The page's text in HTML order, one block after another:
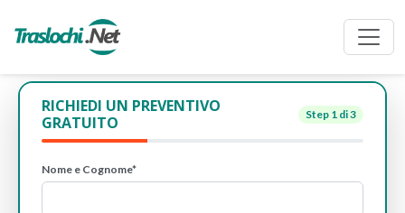
RICHIEDI UN PREVENTIVO
GRATUITO
Step 1 di 3
Nome e Cognome*